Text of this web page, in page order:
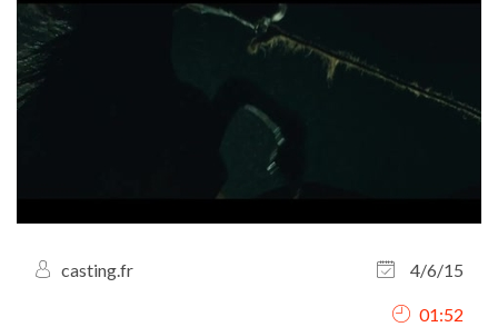
casting.fr 4/6/15
01:52